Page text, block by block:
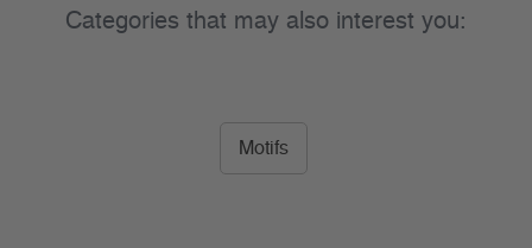
Categories that may also interest you:
Motifs